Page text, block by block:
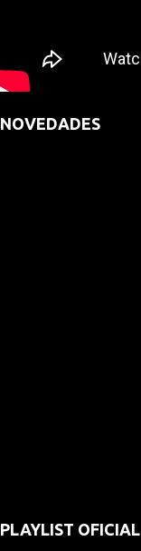
NOVEDADES
PLAYLIST OFICIAL